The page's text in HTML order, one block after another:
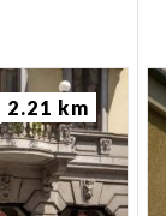
2.21 km